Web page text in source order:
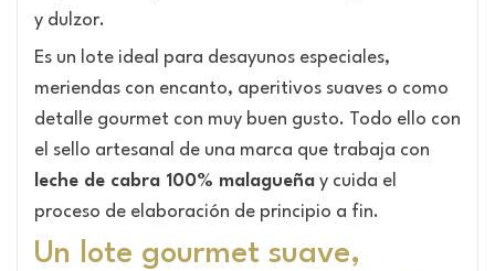
y dulzor.
Es un lote ideal para desayunos especiales,
meriendas con encanto, aperitivos suaves o como
detalle gourmet con muy buen gusto. Todo ello con
el sello artesanal de una marca que trabaja con
leche de cabra 100% malagueña y cuida el
proceso de elaboración de principio a fin.
Un lote gourmet suave,